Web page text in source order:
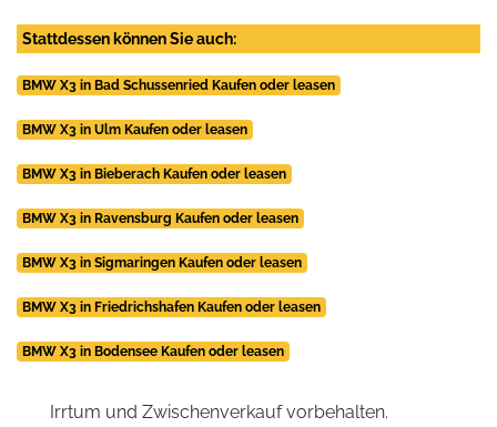
Stattdessen können Sie auch:
BMW X3 in Bad Schussenried Kaufen oder leasen
BMW X3 in Ulm Kaufen oder leasen
BMW X3 in Bieberach Kaufen oder leasen
BMW X3 in Ravensburg Kaufen oder leasen
BMW X3 in Sigmaringen Kaufen oder leasen
BMW X3 in Friedrichshafen Kaufen oder leasen
BMW X3 in Bodensee Kaufen oder leasen
Irrtum und Zwischenverkauf vorbehalten.